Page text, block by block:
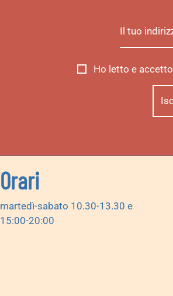
Ho letto e accetto
Orari
martedì-sabato 10.30-13.30 e
15:00-20:00